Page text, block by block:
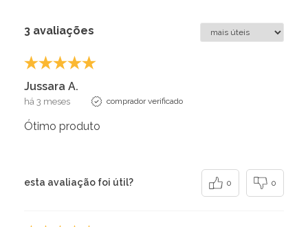
3 avaliações
Jussara A.
há 3 meses comprador verificado
Ótimo produto
esta avaliação foi útil? 0 0